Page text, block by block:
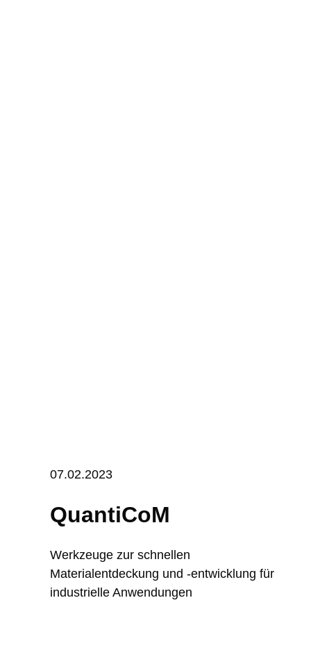
07.02.2023
QuantiCoM
Werkzeuge zur schnellen
Materialentdeckung und -entwicklung für
industrielle Anwendungen